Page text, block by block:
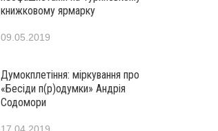
книжковому ярмарку
09.05.2019
Думокплетіння: міркування про
«Бесіди п(р)одумки» Андрія
Содомори